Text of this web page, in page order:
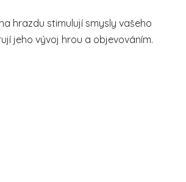
0,0
z
5
hvězdiček.
hrazdu stimulují smysly vašeho
jeho vývoj hrou a objevováním.